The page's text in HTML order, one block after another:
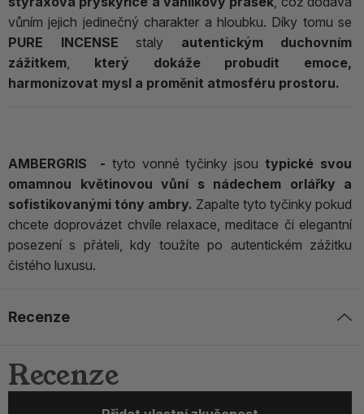
vůním jejich jedinečný charakter a hloubku. Díky tomu se
PURE INCENSE staly autentickým duchovním
zážitkem, který dokáže probudit emoce,
harmonizovat mysl a proměnit atmosféru prostoru.
AMBERGRIS - tyto vonné tyčinky jsou typické svou
omamnou květinovou vůní s nádechem orlářky a
sofistikovanými tóny ambry. Zapalte tyto tyčinky pokud
chcete doprovázet chvíle relaxace, meditace či elegantní
posezení s přáteli, kdy toužíte po autentickém zážitku
čistého luxusu.
Recenze
Recenze